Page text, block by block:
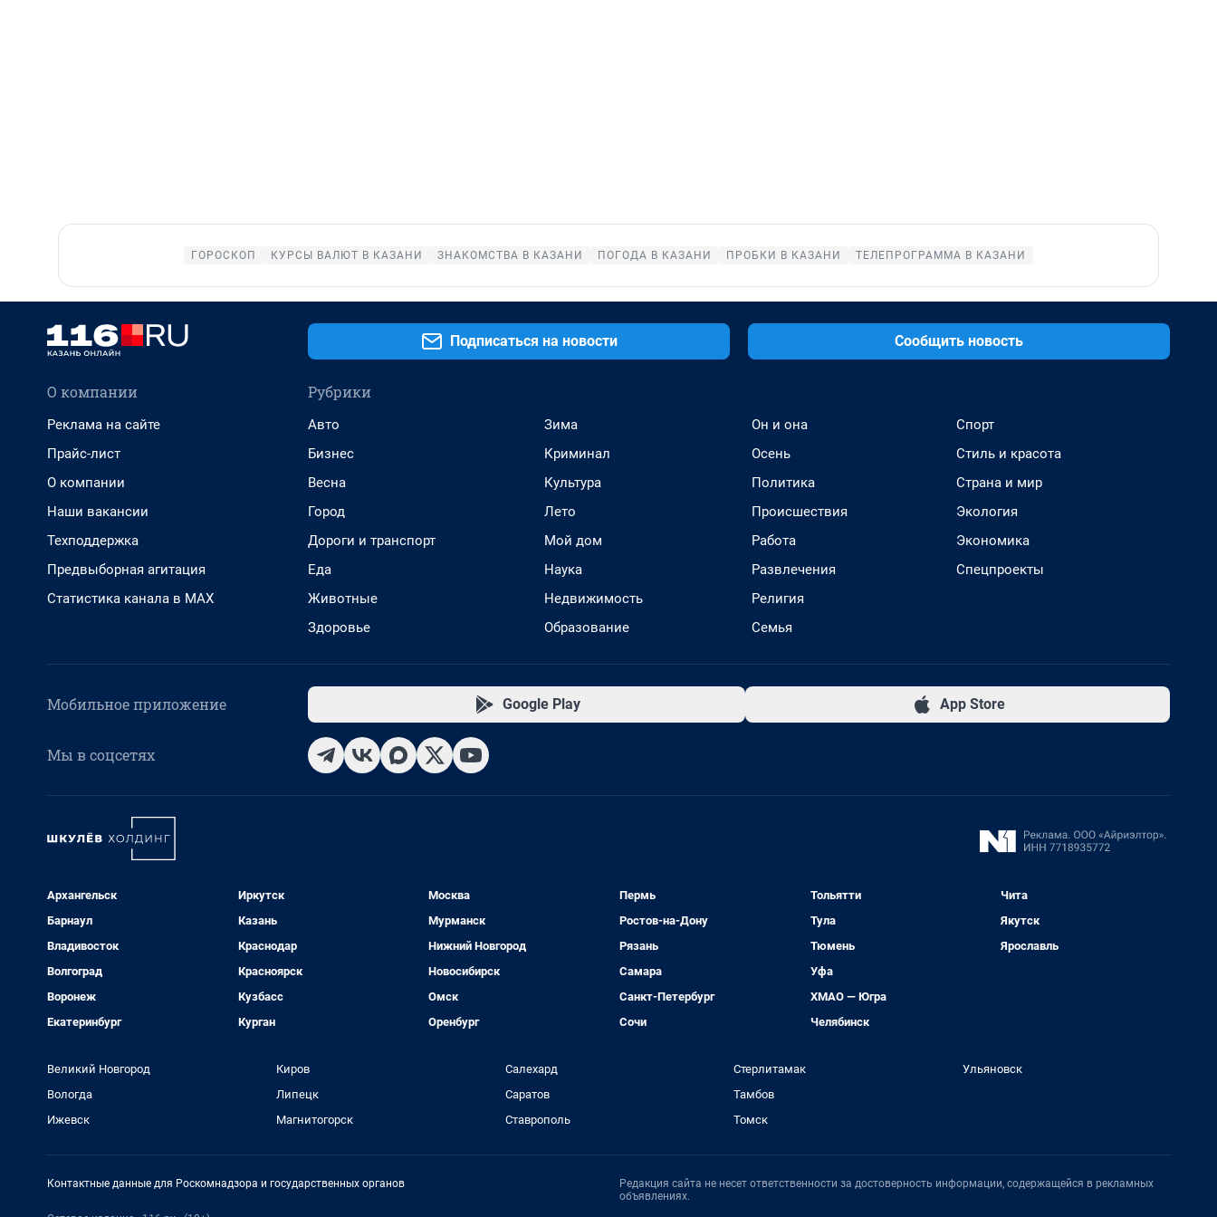
ГОРОСКОП КУРСЫ ВАЛЮТ В КАЗАНИ ЗНАКОМСТВА В КАЗАНИ ПОГОДА В КАЗАНИ ПРОБКИ В КАЗАНИ ТЕЛЕПРОГРАММА В КАЗАНИ
Подписаться на новости Сообщить новость
О компании
Реклама на сайте
Прайс-лист
О компании
Наши вакансии
Техподдержка
Предвыборная агитация
Статистика канала в MAX
Рубрики
Авто
Бизнес
Весна
Город
Дороги и транспорт
Еда
Животные
Здоровье
Зима
Криминал
Культура
Лето
Мой дом
Наука
Недвижимость
Образование
Он и она
Осень
Политика
Происшествия
Работа
Развлечения
Религия
Семья
Спорт
Стиль и красота
Страна и мир
Экология
Экономика
Спецпроекты
Мобильное приложение Google Play App Store
Мы в соцсетях
Архангельск
Барнаул
Владивосток
Волгоград
Воронеж
Екатеринбург
Иркутск
Казань
Краснодар
Красноярск
Кузбасс
Курган
Москва
Мурманск
Нижний Новгород
Новосибирск
Омск
Оренбург
Пермь
Ростов-на-Дону
Рязань
Самара
Санкт-Петербург
Сочи
Тольятти
Тула
Тюмень
Уфа
ХМАО — Югра
Челябинск
Чита
Якутск
Ярославль
Великий Новгород
Вологда
Ижевск
Киров
Липецк
Магнитогорск
Салехард
Саратов
Ставрополь
Стерлитамак
Тамбов
Томск
Ульяновск
Контактные данные для Роскомнадзора и государственных органов
Редакция сайта не несет ответственности за достоверность информации, содержащейся в рекламных
объявлениях.